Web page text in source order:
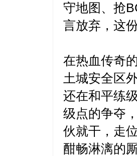
守地图、抢
言放弃，这
在热血传奇
土城安全区
还在和平练
级点的争夺
伙就干，走
酣畅淋漓的